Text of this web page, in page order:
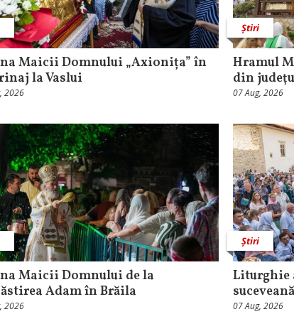
Maicii Domnului „Axionița” în
la Vaslui
2026
Știri
Hramul
din
07 Aug, 2026
Maicii Domnului de la
Adam în Brăila
2026
Știri
Liturghie
07 Aug, 2026